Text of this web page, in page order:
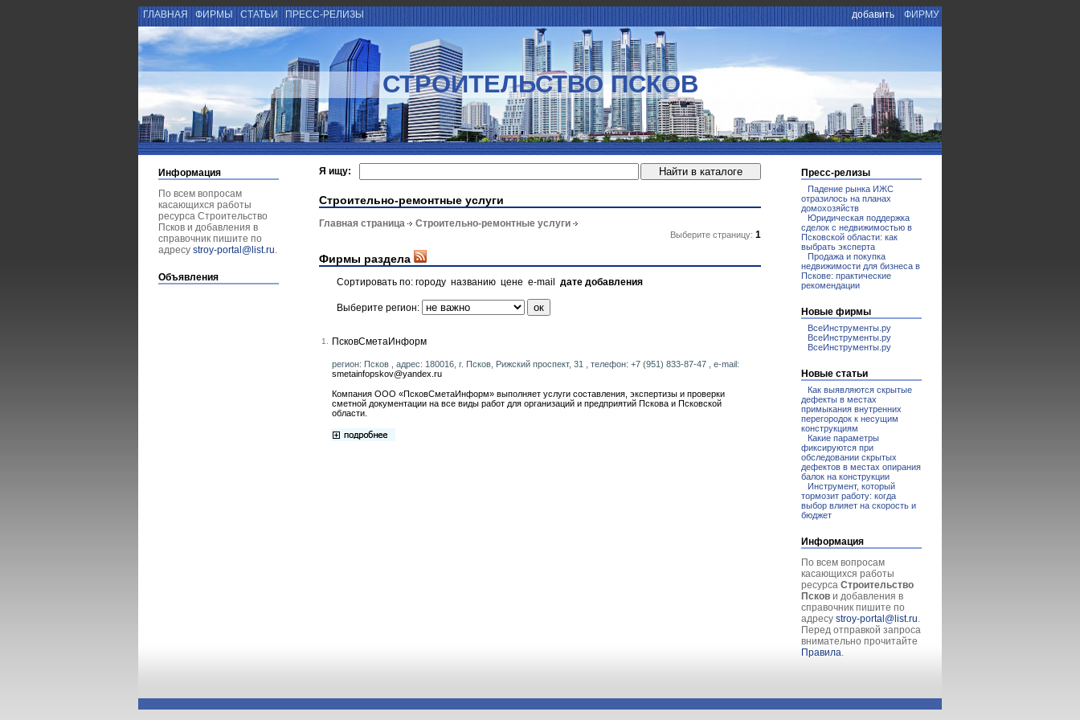
ГЛАВНАЯ ФИРМЫ СТАТЬИ ПРЕСС-РЕЛИЗЫ добавить ФИРМУ
СТРОИТЕЛЬСТВО ПСКОВ
Информация
По всем вопросам
касающихся работы
ресурса Строительство
Псков и добавления в
справочник пишите по
адресу stroy-portal@list.ru.
Объявления
Я ищу:
Строительно-ремонтные услуги
Главная страница Строительно-ремонтные услуги
Выберите страницу: 1
Фирмы раздела
Сортировать по: городу названию цене e-mail дате добавления
Выберите регион:
1. ПсковСметаИнформ
регион: Псков , адрес: 180016, г. Псков, Рижский проспект, 31 , телефон: +7 (951) 833-87-47 , e-mail:
smetainfopskov@yandex.ru
Компания ООО «ПсковСметаИнформ» выполняет услуги составления, экспертизы и проверки
сметной документации на все виды работ для организаций и предприятий Пскова и Псковской
области.
Пресс-релизы
Падение рынка ИЖС
отразилось на планах
домохозяйств
Юридическая поддержка
сделок с недвижимостью в
Псковской области: как
выбрать эксперта
Продажа и покупка
недвижимости для бизнеса в
Пскове: практические
рекомендации
Новые фирмы
ВсеИнструменты.ру
ВсеИнструменты.ру
ВсеИнструменты.ру
Новые статьи
Как выявляются скрытые
дефекты в местах
примыкания внутренних
перегородок к несущим
конструкциям
Какие параметры
фиксируются при
обследовании скрытых
дефектов в местах опирания
балок на конструкции
Инструмент, который
тормозит работу: когда
выбор влияет на скорость и
бюджет
Информация
По всем вопросам
касающихся работы
ресурса Строительство
Псков и добавления в
справочник пишите по
адресу stroy-portal@list.ru.
Перед отправкой запроса
внимательно прочитайте
Правила.